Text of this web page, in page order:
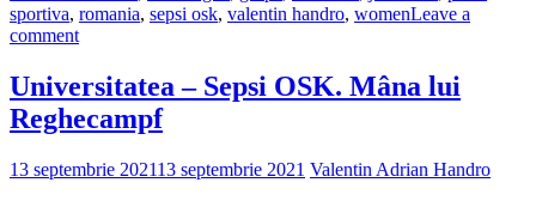
sportiva, romania, sepsi osk, valentin handro, womenLeave a
comment
Universitatea – Sepsi OSK. Mâna lui
Reghecampf
13 septembrie 202113 septembrie 2021 Valentin Adrian Handro